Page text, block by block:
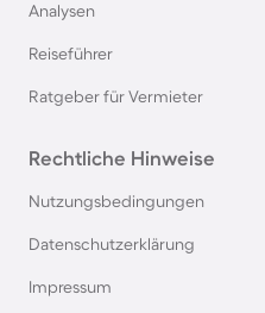
Chalets und Hütten in
Chalets und Hütten in
Analysen
Reiseführer
Ratgeber für Vermieter
Rechtliche Hinweise
Nutzungsbedingungen
Datenschutzerklärung
Impressum